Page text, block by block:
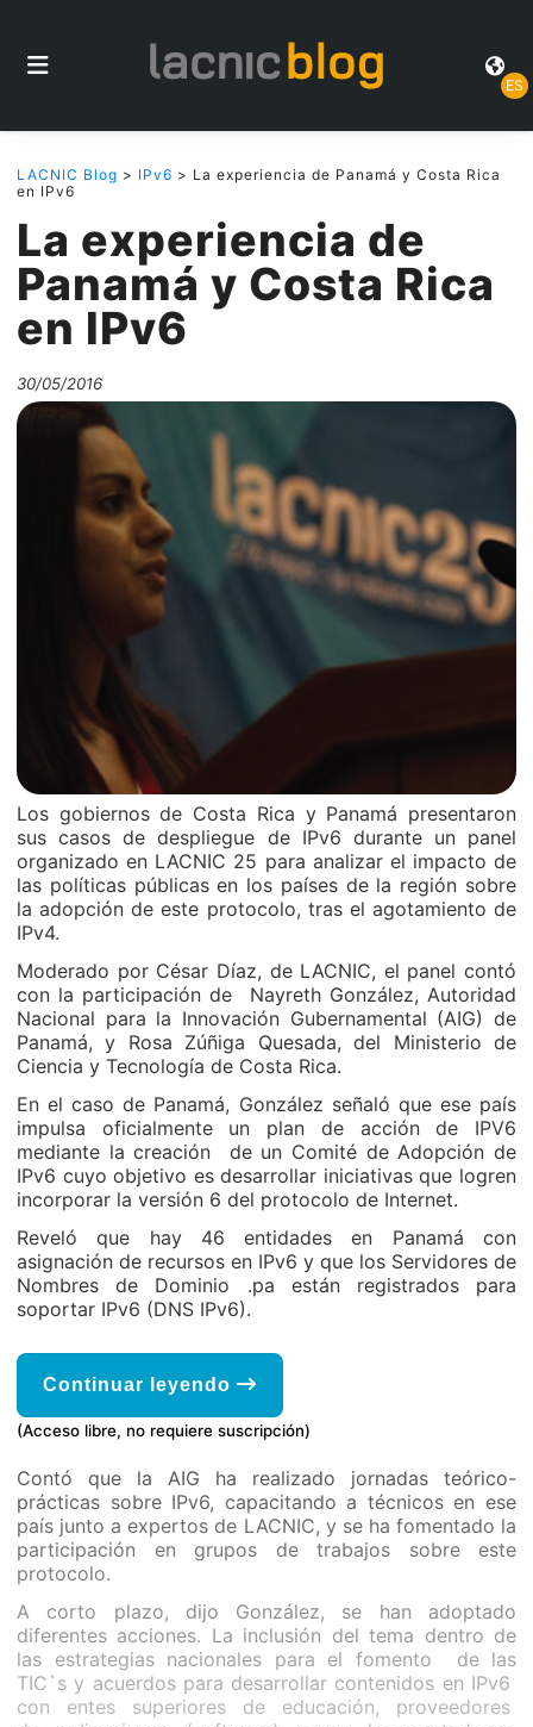
ES
LACNIC Blog > IPv6 > La experiencia de Panamá y Costa Rica
en IPv6
La experiencia de
Panamá y Costa Rica
en IPv6
30/05/2016
Los gobiernos de Costa Rica y Panamá presentaron
sus casos de despliegue de IPv6 durante un panel
organizado en LACNIC 25 para analizar el impacto de
las políticas públicas en los países de la región sobre
la adopción de este protocolo, tras el agotamiento de
IPv4.
Moderado por César Díaz, de LACNIC, el panel contó
con la participación de Nayreth González, Autoridad
Nacional para la Innovación Gubernamental (AIG) de
Panamá, y Rosa Zúñiga Quesada, del Ministerio de
Ciencia y Tecnología de Costa Rica.
En el caso de Panamá, González señaló que ese país
impulsa oficialmente un plan de acción de IPV6
mediante la creación de un Comité de Adopción de
IPv6 cuyo objetivo es desarrollar iniciativas que logren
incorporar la versión 6 del protocolo de Internet.
Reveló que hay 46 entidades en Panamá con
asignación de recursos en IPv6 y que los Servidores de
Nombres de Dominio .pa están registrados para
soportar IPv6 (DNS IPv6).
Continuar leyendo
(Acceso libre, no requiere suscripción)
Contó que la AIG ha realizado jornadas teórico-
prácticas sobre IPv6, capacitando a técnicos en ese
país junto a expertos de LACNIC, y se ha fomentado la
participación en grupos de trabajos sobre este
protocolo.
A corto plazo, dijo González, se han adoptado
diferentes acciones. La inclusión del tema dentro de
las estrategias nacionales para el fomento de las
TIC`s y acuerdos para desarrollar contenidos en IPv6
con entes superiores de educación, proveedores